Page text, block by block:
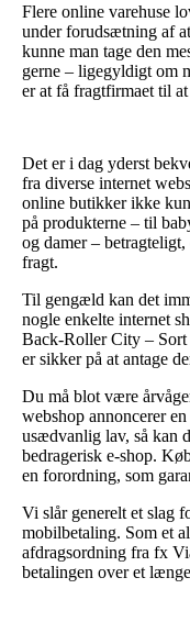
Flere online varehuse
under forudsætning af
kunne man tage den
gerne – ligegyldigt om
er at få fragtfirmaet til
Det er i dag yderst
fra diverse internet
online butikker ikke
på produkterne – til
og damer –
fragt.
Til gengæld kan det
nogle enkelte internet
Back-Roller City – Sort
er sikker på at antage
Du må blot være
webshop annoncerer
usædvanlig lav, så kan
bedragerisk e-shop.
en forordning, som
Vi slår generelt et slag
mobilbetaling. Som et
afdragsordning fra fx
betalingen over et